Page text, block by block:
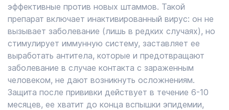
эффективные против новых штаммов. Такой
препарат включает инактивированный вирус: он не
вызывает заболевание (лишь в редких случаях), но
стимулирует иммунную систему, заставляет ее
выработать антитела, которые и предотвращают
заболевание в случае контакта с зараженным
человеком, не дают возникнуть осложнениям.
Защита после прививки действует в течение 6-10
месяцев, ее хватит до конца вспышки эпидемии,